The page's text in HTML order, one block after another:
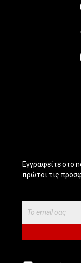
Εγγραφείτε στο
πρώτοι τις